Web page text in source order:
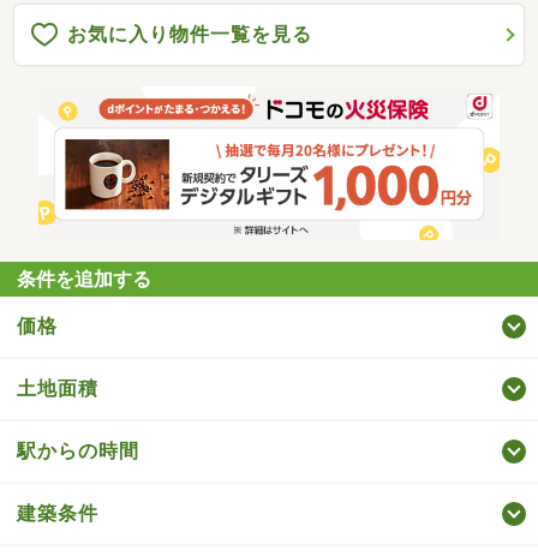
お気に入り物件一覧を見る
条件を追加する
価格
土地面積
駅からの時間
建築条件